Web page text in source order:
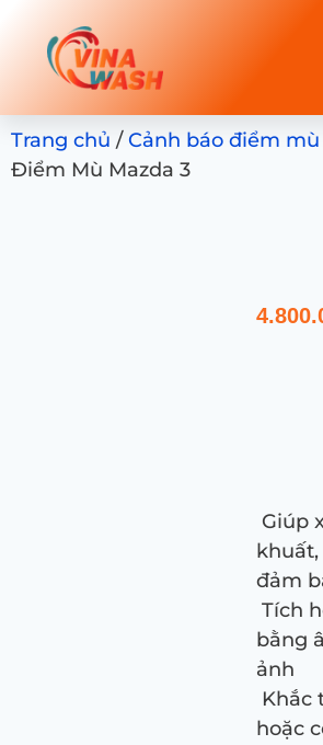
Trang chủ /Cảnh báo điểm mù
Điểm Mù Mazda 3
Giúp
đảm
Tích
bằng
ảnh
Khắc
hoặc